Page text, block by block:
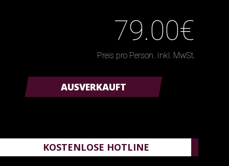
79.00€
Preis pro Person. Inkl. MwSt.
AUSVERKAUFT
KOSTENLOSE HOTLINE